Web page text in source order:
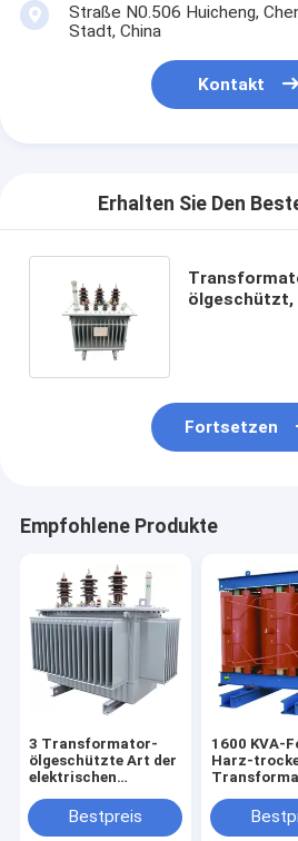
Straße N0.506 Huicheng,
Stadt, China
Kontakt
Erhalten Sie Den
Fortsetzen
Empfohlene Produkte
3 Transformator-
ölgeschützte Art der
elektrischen
33KV mit voller
Siegelstruktur
Bestpreis
1600 KVA-
Harz-
Effekt